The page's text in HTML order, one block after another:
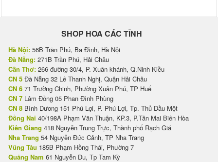
SHOP HOA CÁC TỈNH
Hà Nội: 56B Trần Phú, Ba Đình, Hà Nội
Đà Nẵng: 271B Trần Phú, Hải Châu
Cần Thơ: 266 đường 30/4, P. Xuân khánh, Q.Ninh Kiều
CN 5 Đà Nẵng 32 Lê Thanh Nghị, Quận Hải Châu
CN 6 71 Trường Chinh, Phường Xuân Phú, TP Huế
CN 7 Lâm Đồng 05 Phan Đình Phùng
CN 8 Bình Dương 151 Phú Lợi, P. Phú Lợi, Tp. Thủ Dầu Một
Đồng Nai 40/198A Phạm Văn Thuận, KP.3, P.Tân Mai Biên Hòa
Kiên Giang 418 Nguyễn Trung Trực, Thành phố Rạch Giá
Nha Trang 54 Nguyễn Đức Cảnh, TP Nha Trang
Vũng Tàu 185B Phạm Hồng Thái, Phường 7
Quảng Nam 61 Nguyễn Du, Tp Tam Kỳ